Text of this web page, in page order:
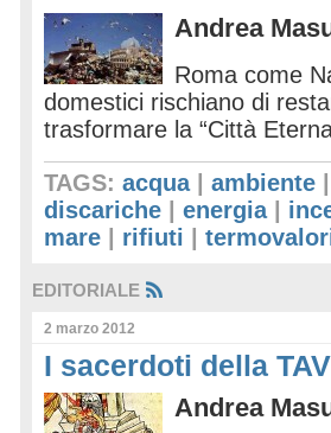
Andrea
Roma come
domestici rischiano di
trasformare la “Città
TAGS: acqua| ambiente
discariche
energia|
mare
rifiuti
EDITORIALE
2 marzo 2012
I sacerdoti della TAV
Andrea